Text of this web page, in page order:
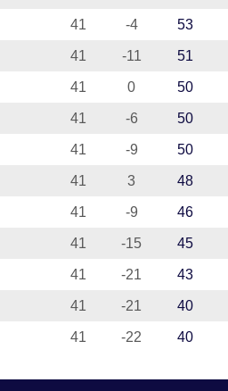
41 -4 53
41 -11 51
41 0 50
41 -6 50
41 -9 50
41 3 48
41 -9 46
41 -15 45
41 -21 43
41 -21 40
41 -22 40